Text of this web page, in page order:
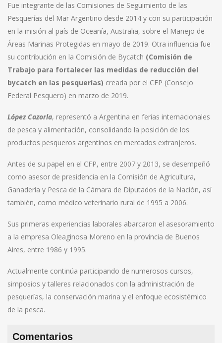
Fue integrante de las Comisiones de Seguimiento de las
Pesquerías del Mar Argentino desde 2014 y con su participación
en la misión al país de Oceanía, Australia, sobre el Manejo de
Áreas Marinas Protegidas en mayo de 2019. Otra influencia fue
su contribución en la Comisión de Bycatch (Comisión de
Trabajo para fortalecer las medidas de reducción del
bycatch en las pesquerías) creada por el CFP (Consejo
Federal Pesquero) en marzo de 2019.
López Cazorla, representó a Argentina en ferias internacionales
de pesca y alimentación, consolidando la posición de los
productos pesqueros argentinos en mercados extranjeros.
Antes de su papel en el CFP, entre 2007 y 2013, se desempeñó
como asesor de presidencia en la Comisión de Agricultura,
Ganadería y Pesca de la Cámara de Diputados de la Nación, así
también, como médico veterinario rural de 1995 a 2006.
Sus primeras experiencias laborales abarcaron el asesoramiento
a la empresa Oleaginosa Moreno en la provincia de Buenos
Aires, entre 1986 y 1995.
Actualmente continúa participando de numerosos cursos,
simposios y talleres relacionados con la administración de
pesquerías, la conservación marina y el enfoque ecosistémico
de la pesca.
Comentarios